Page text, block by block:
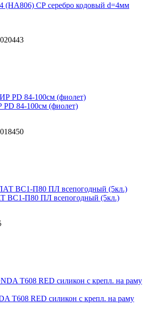
(HA806) СР серебро кодовый d=4мм
84-100см (фиолет)
ВС1-П80 ПЛ всепогодный (5кл.)
Т608 RED силикон с крепл. на раму